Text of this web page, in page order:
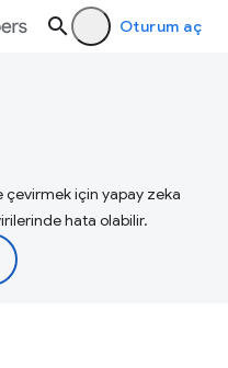
Oturum aç
için yapay zeka
hata olabilir.